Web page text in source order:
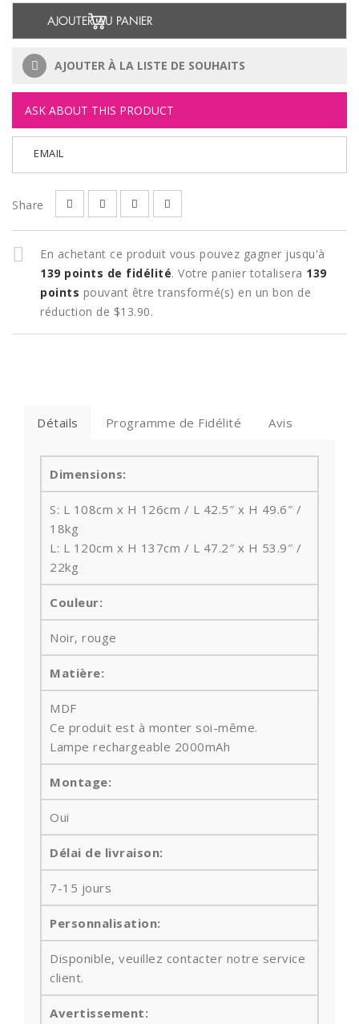
AJOUTER AU PANIER
AJOUTER À LA LISTE DE SOUHAITS
ASK ABOUT THIS PRODUCT
EMAIL
Share
En achetant ce produit vous pouvez gagner jusqu'à
139 points de fidélité. Votre panier totalisera 139
points pouvant être transformé(s) en un bon de
réduction de $13.90.
Détails Programme de Fidélité Avis
Dimensions:
S: L 108cm x H 126cm / L 42.5″ x H 49.6″ /
18kg
L: L 120cm x H 137cm / L 47.2″ x H 53.9″ /
22kg
Couleur:
Noir, rouge
Matière:
MDF
Ce produit est à monter soi-même.
Lampe rechargeable 2000mAh
Montage:
Oui
Délai de livraison:
7-15 jours
Personnalisation:
Disponible, veuillez contacter notre service
client.
Avertissement: